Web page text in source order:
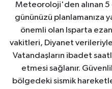
Meteoroloji'den alınan 5
gününüzü planlamanıza
önemli olan Isparta
vakitleri, Diyanet verileriyle
Vatandaşların ibadet
etmesi sağlanır.
bölgedeki sismik